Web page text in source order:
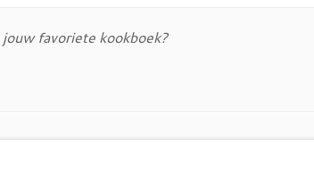
favoriete kookboek?